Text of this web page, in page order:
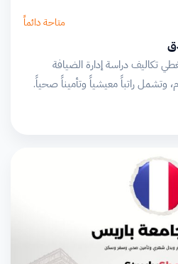
متاحة دائماً
تكاليف دراسة إدارة الضيافة
وتشمل راتباً معيشياً وتأميناً صحياً.